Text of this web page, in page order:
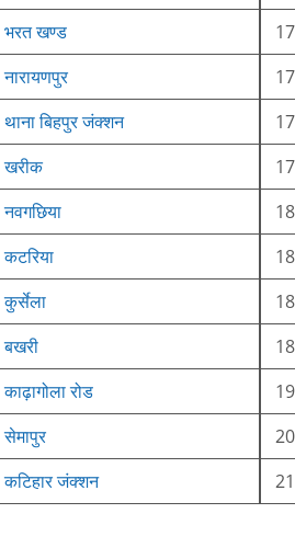
भरत खण्ड
नारायणपुर
थाना बिहपुर जंक्शन
खरीक
नवगछिया
कटरिया
कुर्सेला
बखरी
काढ़ागोला रोड
सेमापुर
कटिहार जंक्शन